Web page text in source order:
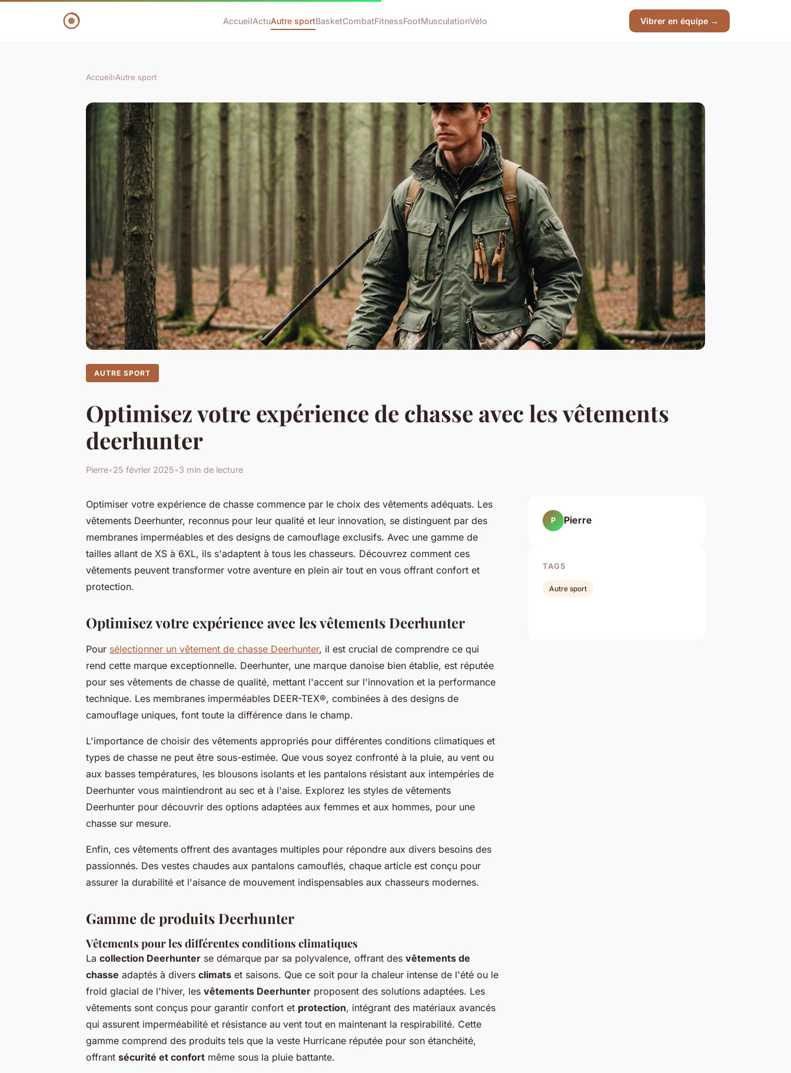
AccueilActuAutre sportBasketCombatFitnessFootMusculationVélo Vibrer en équipe →
Accueil›Autre sport
AUTRE SPORT
Optimisez votre expérience de chasse avec les vêtements
deerhunter
Pierre•25 février 2025•3 min de lecture
Optimiser votre expérience de chasse commence par le choix des vêtements adéquats. Les
vêtements Deerhunter, reconnus pour leur qualité et leur innovation, se distinguent par des
membranes imperméables et des designs de camouflage exclusifs. Avec une gamme de
tailles allant de XS à 6XL, ils s'adaptent à tous les chasseurs. Découvrez comment ces
vêtements peuvent transformer votre aventure en plein air tout en vous offrant confort et
protection.
Optimisez votre expérience avec les vêtements Deerhunter
Pour sélectionner un vêtement de chasse Deerhunter, il est crucial de comprendre ce qui
rend cette marque exceptionnelle. Deerhunter, une marque danoise bien établie, est réputée
pour ses vêtements de chasse de qualité, mettant l'accent sur l'innovation et la performance
technique. Les membranes imperméables DEER-TEX®, combinées à des designs de
camouflage uniques, font toute la différence dans le champ.
L'importance de choisir des vêtements appropriés pour différentes conditions climatiques et
types de chasse ne peut être sous-estimée. Que vous soyez confronté à la pluie, au vent ou
aux basses températures, les blousons isolants et les pantalons résistant aux intempéries de
Deerhunter vous maintiendront au sec et à l'aise. Explorez les styles de vêtements
Deerhunter pour découvrir des options adaptées aux femmes et aux hommes, pour une
chasse sur mesure.
Enfin, ces vêtements offrent des avantages multiples pour répondre aux divers besoins des
passionnés. Des vestes chaudes aux pantalons camouflés, chaque article est conçu pour
assurer la durabilité et l'aisance de mouvement indispensables aux chasseurs modernes.
Gamme de produits Deerhunter
Vêtements pour les différentes conditions climatiques
La collection Deerhunter se démarque par sa polyvalence, offrant des vêtements de
chasse adaptés à divers climats et saisons. Que ce soit pour la chaleur intense de l'été ou le
froid glacial de l'hiver, les vêtements Deerhunter proposent des solutions adaptées. Les
vêtements sont conçus pour garantir confort et protection, intégrant des matériaux avancés
qui assurent imperméabilité et résistance au vent tout en maintenant la respirabilité. Cette
gamme comprend des produits tels que la veste Hurricane réputée pour son étanchéité,
offrant sécurité et confort même sous la pluie battante.
P Pierre
TAGS
Autre sport